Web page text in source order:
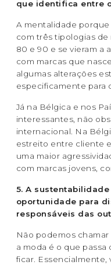
que identifica entre
A mentalidade porque
com três tipologias de
80 e 90 e se vieram a
com marcas que
algumas alterações
especificamente para
Já na Bélgica e nos
interessantes, não
internacional. Na
estreito entre cliente
uma maior
com marcas jovens,
5. A
oportunidade para
responsáveis das
Não podemos
a moda é o que
ficar. Essencialmente,